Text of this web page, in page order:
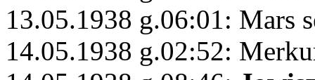
13.05.1938 g.06:01: Mars
14.05.1938 g.02:52: